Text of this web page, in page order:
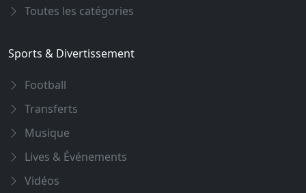
Toutes les catégories
Sports & Divertissement
Football
Transferts
Musique
Lives & Événements
Vidéos